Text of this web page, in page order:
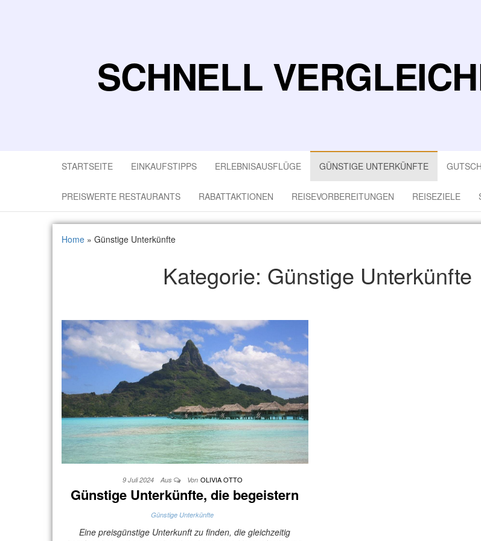
SCHNELL
STARTSEITE EINKAUFSTIPPS ERLEBNISAUSFLÜGE GÜNSTIGE UNTERKÜNFTE
PREISWERTE RESTAURANTS RABATTAKTIONEN REISEVORBEREITUNGEN REISEZIELE
Home » Günstige Unterkünfte
Kategorie: Günstige Unterkünfte
9 Juli 2024 Aus Von OLIVIA OTTO
Günstige Unterkünfte, die begeistern
Günstige Unterkünfte
Eine preisgünstige Unterkunft zu finden, die gleichzeitig